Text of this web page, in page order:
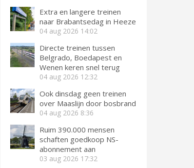
Extra en langere treinen
naar Brabantsedag in Heeze
04 aug 2026 14:02
Directe treinen tussen
Belgrado, Boedapest en
Wenen keren snel terug
04 aug 2026 12:32
Ook dinsdag geen treinen
over Maaslijn door bosbrand
04 aug 2026 8:36
Ruim 390.000 mensen
schaften goedkoop NS-
abonnement aan
03 aug 2026 17:32